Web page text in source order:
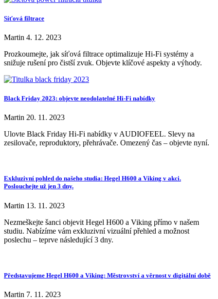
Síťová filtrace
Martin 4. 12. 2023
Prozkoumejte, jak síťová filtrace optimalizuje Hi-Fi systémy a
snižuje rušení pro čistší zvuk. Objevte klíčové aspekty a výhody.
Black Friday 2023: objevte neodolatelné Hi-Fi nabídky
Martin 20. 11. 2023
Ulovte Black Friday Hi-Fi nabídky v AUDIOFEEL. Slevy na
zesilovače, reproduktory, přehrávače. Omezený čas – objevte nyní.
Exkluzivní pohled do našeho studia: Hegel H600 a Viking v akci.
Poslouchejte už jen 3 dny.
Martin 13. 11. 2023
Nezmeškejte šanci objevit Hegel H600 a Viking přímo v našem
studiu. Nabízíme vám exkluzivní vizuální přehled a možnost
poslechu – teprve následující 3 dny.
Představujeme Hegel H600 a Viking: Městrovství a věrnost v digitální době
Martin 7. 11. 2023